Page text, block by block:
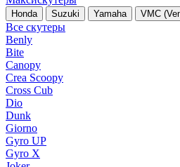
Honda Suzuki Yamaha VMC
Все скутеры
Benly
Bite
Canopy
Crea Scoopy
Cross Cub
Dio
Dunk
Giorno
Gyro UP
Gyro X